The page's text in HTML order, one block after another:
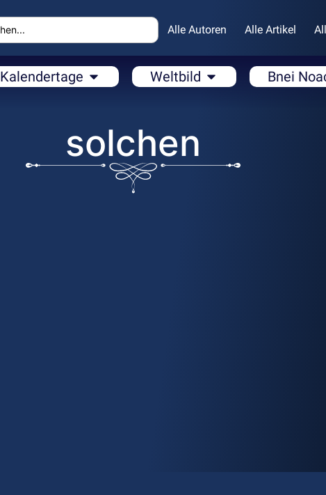
Alle Autoren Alle Artikel
Kalendertage Weltbild Bnei
solchen